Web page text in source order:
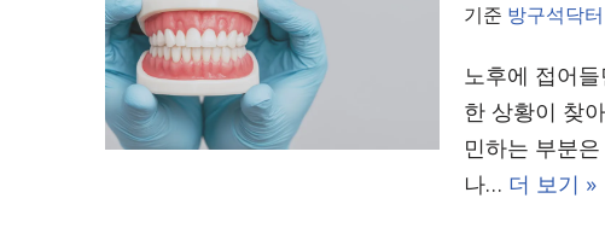
기준 방구석닥터
노후에 접어
한 상황이 찾
민하는 부분
나… 더 보기 »